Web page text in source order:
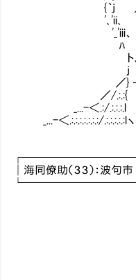
{｀j ／ ﾉ
'､'ii､ r _ _ j riiﾘﾉ
'_'iii、
ﾊ ヽﾆﾆﾆﾆア ｲ
ト､ ｀ー
j ＼ ／
／} ‐- ､_ --
／/.:.:{ ≧_≦
_...-＜.:/.:.:.:.l ﾊ
_...-＜.:.:.:.:.:.:.:/.:.:.:.:.:lヽ
│海同僚助（３３）：波